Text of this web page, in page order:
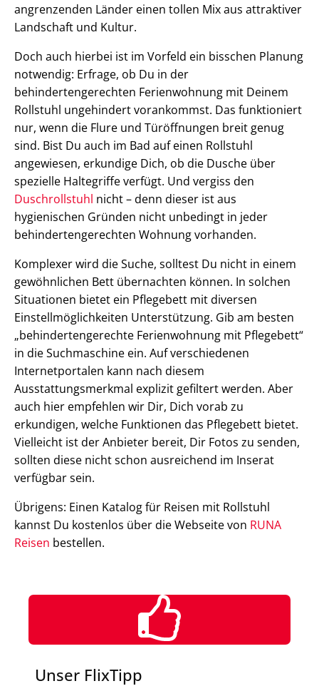
angrenzenden Länder einen tollen Mix aus attraktiver
Landschaft und Kultur.
Doch auch hierbei ist im Vorfeld ein bisschen Planung
notwendig: Erfrage, ob Du in der
behindertengerechten Ferienwohnung mit Deinem
Rollstuhl ungehindert vorankommst. Das funktioniert
nur, wenn die Flure und Türöffnungen breit genug
sind. Bist Du auch im Bad auf einen Rollstuhl
angewiesen, erkundige Dich, ob die Dusche über
spezielle Haltegriffe verfügt. Und vergiss den
Duschrollstuhl nicht – denn dieser ist aus
hygienischen Gründen nicht unbedingt in jeder
behindertengerechten Wohnung vorhanden.
Komplexer wird die Suche, solltest Du nicht in einem
gewöhnlichen Bett übernachten können. In solchen
Situationen bietet ein Pflegebett mit diversen
Einstellmöglichkeiten Unterstützung. Gib am besten
„behindertengerechte Ferienwohnung mit Pflegebett“
in die Suchmaschine ein. Auf verschiedenen
Internetportalen kann nach diesem
Ausstattungsmerkmal explizit gefiltert werden. Aber
auch hier empfehlen wir Dir, Dich vorab zu
erkundigen, welche Funktionen das Pflegebett bietet.
Vielleicht ist der Anbieter bereit, Dir Fotos zu senden,
sollten diese nicht schon ausreichend im Inserat
verfügbar sein.
Übrigens: Einen Katalog für Reisen mit Rollstuhl
kannst Du kostenlos über die Webseite von RUNA
Reisen bestellen.
Unser FlixTipp